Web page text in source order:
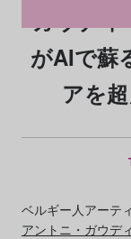
ガウディ
がAIで蘇
アを
ベルギー人アーテ
アントニ・ガウディ